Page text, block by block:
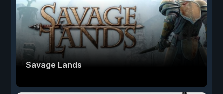
Savage Lands